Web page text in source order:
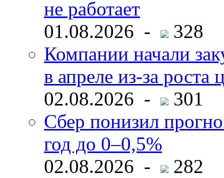
не работает
01.08.2026 -
328
Компании начали
в апреле из-за роста
02.08.2026 -
301
Сбер понизил
год до 0–0,5%
02.08.2026 -
282